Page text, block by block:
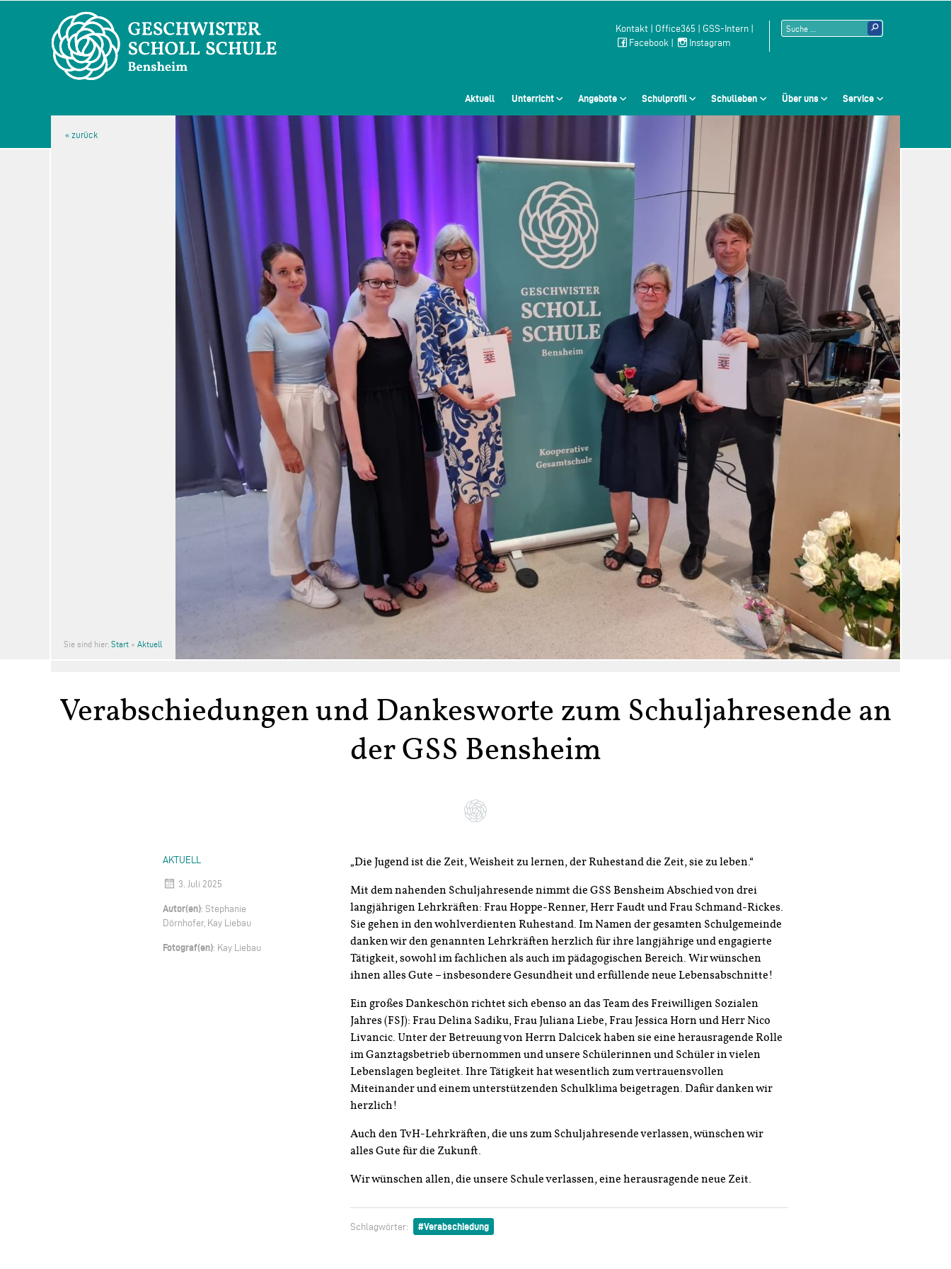
Kontakt| Office365 GSS-Intern|
Facebook| Instagram
Suchen
Aktuell Unterricht Angebote Schulprofil Schulleben Über uns Service
Sie sind hier: Start » Aktuell
Verabschiedungen und Dankesworte zum Schuljahresende an
der GSS Bensheim
AKTUELL
3. Juli 2025
Autor(en): Stephanie
Dörnhofer, Kay Liebau
Fotograf(en): Kay Liebau
„Die Jugend ist die Zeit, Weisheit zu lernen, der Ruhestand die Zeit, sie zu leben.“
Mit dem nahenden Schuljahresende nimmt die GSS Bensheim Abschied von drei
langjährigen Lehrkräften: Frau Hoppe‑Renner, Herr Faudt und Frau Schmand‑Rickes.
Sie gehen in den wohlverdienten Ruhestand. Im Namen der gesamten Schulgemeinde
danken wir den genannten Lehrkräften herzlich für ihre langjährige und engagierte
Tätigkeit, sowohl im fachlichen als auch im pädagogischen Bereich. Wir wünschen
ihnen alles Gute – insbesondere Gesundheit und erfüllende neue Lebensabschnitte!
Ein großes Dankeschön richtet sich ebenso an das Team des Freiwilligen Sozialen
Jahres (FSJ): Frau Delina Sadiku, Frau Juliana Liebe, Frau Jessica Horn und Herr Nico
Livancic. Unter der Betreuung von Herrn Dalcicek haben sie eine herausragende Rolle
im Ganztagsbetrieb übernommen und unsere Schülerinnen und Schüler in vielen
Lebenslagen begleitet. Ihre Tätigkeit hat wesentlich zum vertrauensvollen
Miteinander und einem unterstützenden Schulklima beigetragen. Dafür danken wir
herzlich!
Auch den TvH-Lehrkräften, die uns zum Schuljahresende verlassen, wünschen wir
alles Gute für die Zukunft.
Wir wünschen allen, die unsere Schule verlassen, eine herausragende neue Zeit.
Schlagwörter: Verabschiedung